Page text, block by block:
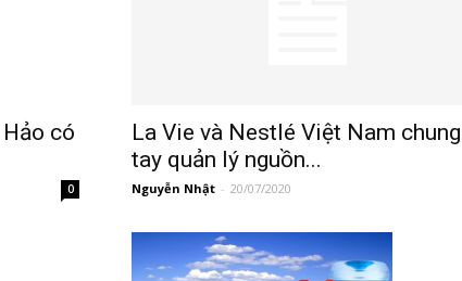
có
0
La Vie và Nestlé Việt Nam chung
tay quản lý nguồn...
Nguyễn Nhật - 20/07/2020